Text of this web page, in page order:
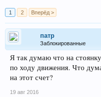
1 2 Вперёд >
патр
Заблокированные
Я так думаю что на
по ходу движения. Что
на этот счет?
19 авг 2016